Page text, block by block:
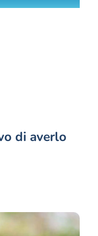
di averlo